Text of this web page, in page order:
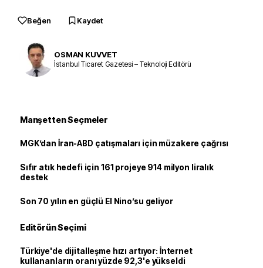
Beğen Kaydet
OSMAN KUVVET
İstanbul Ticaret Gazetesi – Teknoloji Editörü
Manşetten Seçmeler
MGK’dan İran-ABD çatışmaları için müzakere çağrısı
Sıfır atık hedefi için 161 projeye 914 milyon liralık
destek
Son 70 yılın en güçlü El Nino’su geliyor
Editörün Seçimi
Türkiye'de dijitalleşme hızı artıyor: İnternet
kullananların oranı yüzde 92,3'e yükseldi